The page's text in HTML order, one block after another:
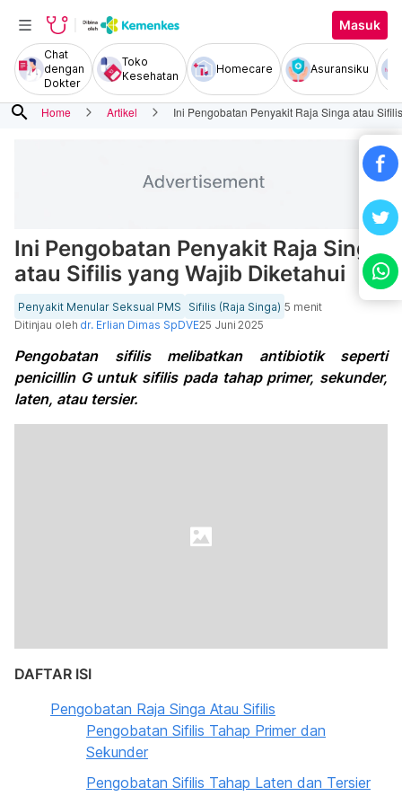
Masuk
Chat
dengan
Dokter
Toko
Kesehatan
Homecare Asuransiku
search Home Artikel Ini Pengobatan Penyakit Raja Singa atau
Ini Pengobatan Penyakit Raja Singa
atau Sifilis yang Wajib Diketahui
Penyakit Menular Seksual PMS Sifilis (Raja Singa) 5 menit
Ditinjau oleh dr. Erlian Dimas SpDVE25 Juni 2025
Pengobatan sifilis melibatkan antibiotik seperti
penicillin G untuk sifilis pada tahap primer, sekunder,
laten, atau tersier.
DAFTAR ISI
Pengobatan Raja Singa Atau Sifilis
Pengobatan Sifilis Tahap Primer dan
Sekunder
Pengobatan Sifilis Tahap Laten dan Tersier